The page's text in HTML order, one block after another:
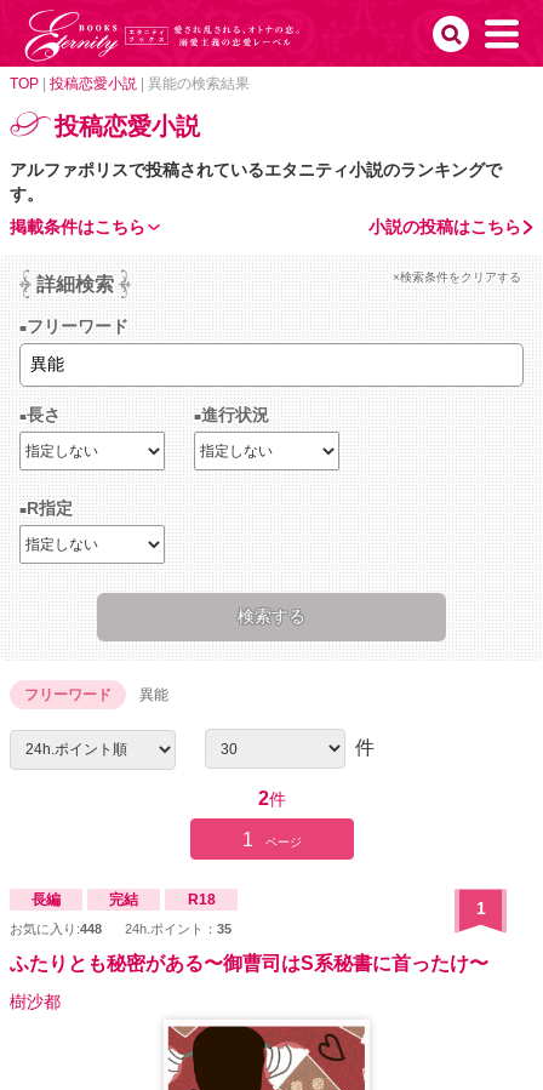
TOP 投稿恋愛小説 異能の検索結果
投稿恋愛小説
アルファポリスで投稿されているエタニティ小説のランキングで
す。
小説の投稿はこちら
掲載条件はこちら
詳細検索 ×検索条件をクリアする
フリーワード
長さ 進行状況
R指定
フリーワード 異能
件
2件
1 ページ
長編 完結 R18
お気に入り:448 24h.ポイント： 35
1
ふたりとも秘密がある〜御曹司はS系秘書に首ったけ〜
樹沙都